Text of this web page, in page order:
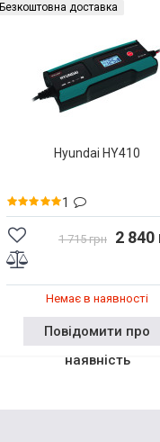
Безкоштовна доставка
Hyundai HY410
1
1 715 грн 2 840
Немає в наявності
Повідомити про
наявність